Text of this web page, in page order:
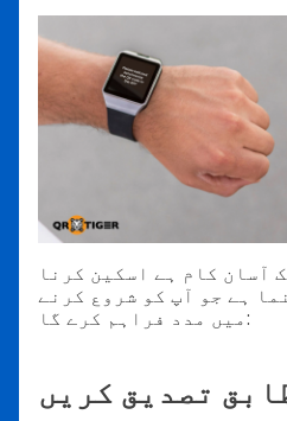
ہے جو آپ کو شروع کرنے
میں مدد فراہم کرے گا:
تصدیق کریں